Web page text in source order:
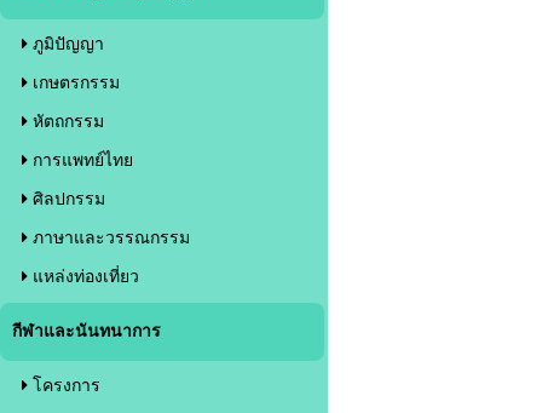
ภูมิปัญญา
เกษตรกรรม
หัตถกรรม
การแพทย์ไทย
ศิลปกรรม
ภาษาและวรรณกรรม
แหล่งท่องเที่ยว
กีฬาและนันทนาการ
โครงการ